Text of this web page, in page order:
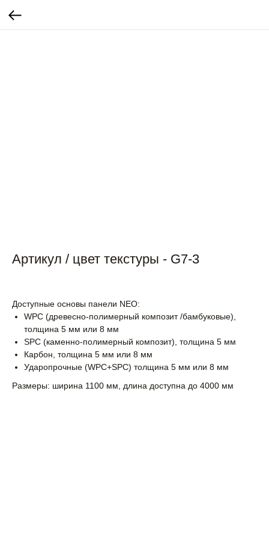
Артикул / цвет текстуры - G7-3
Доступные основы панели NEO:
WPC (древесно-полимерный композит /бамбуковые),
толщина 5 мм или 8 мм
SPC (каменно-полимерный композит), толщина 5 мм
Карбон, толщина 5 мм или 8 мм
Ударопрочные (WPC+SPC) толщина 5 мм или 8 мм
Размеры: ширина 1100 мм, длина доступна до 4000 мм